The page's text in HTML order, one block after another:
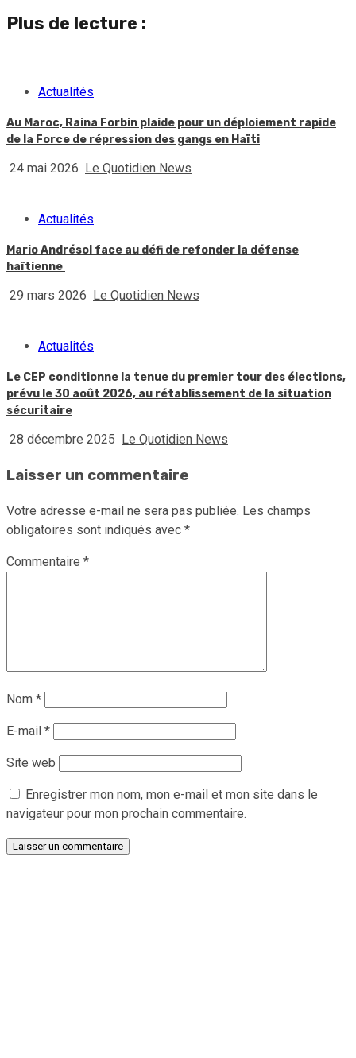
Plus de lecture :
Actualités
Au Maroc, Raina Forbin plaide pour un déploiement rapide
de la Force de répression des gangs en Haïti
24 mai 2026 Le Quotidien News
Actualités
Mario Andrésol face au défi de refonder la défense
haïtienne
29 mars 2026 Le Quotidien News
Actualités
Le CEP conditionne la tenue du premier tour des élections,
prévu le 30 août 2026, au rétablissement de la situation
sécuritaire
28 décembre 2025 Le Quotidien News
Laisser un commentaire
Votre adresse e-mail ne sera pas publiée. Les champs
obligatoires sont indiqués avec *
Commentaire *
Nom *
E-mail *
Site web
Enregistrer mon nom, mon e-mail et mon site dans le
navigateur pour mon prochain commentaire.